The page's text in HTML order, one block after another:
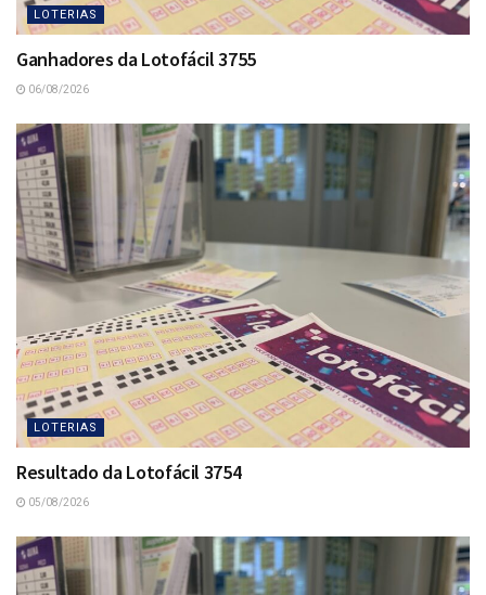
LOTERIAS
Ganhadores da Lotofácil 3755
06/08/2026
LOTERIAS
Resultado da Lotofácil 3754
05/08/2026